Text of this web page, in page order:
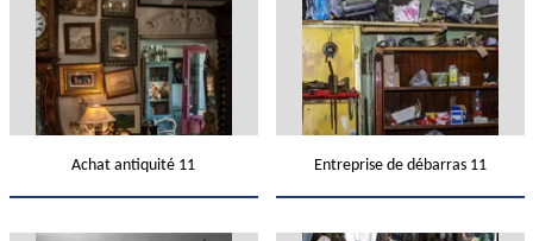
Achat antiquité 11 Entreprise de débarras 11